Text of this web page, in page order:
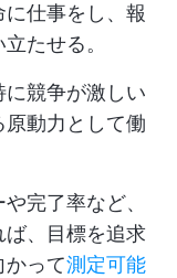
仕事をし、報
たせる。
に競争が激しい
動力として働
完了率など、
ば、目標を追求
かって測定可能